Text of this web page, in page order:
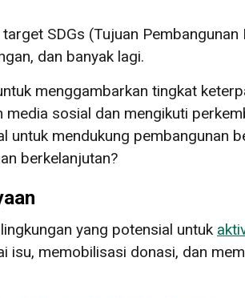
SDGs (Tujuan
dan banyak lagi.
menggambarkan tingkat
sosial dan mengikuti
mendukung pembangunan
berkelanjutan?
yang potensial untuk
memobilisasi donasi, dan